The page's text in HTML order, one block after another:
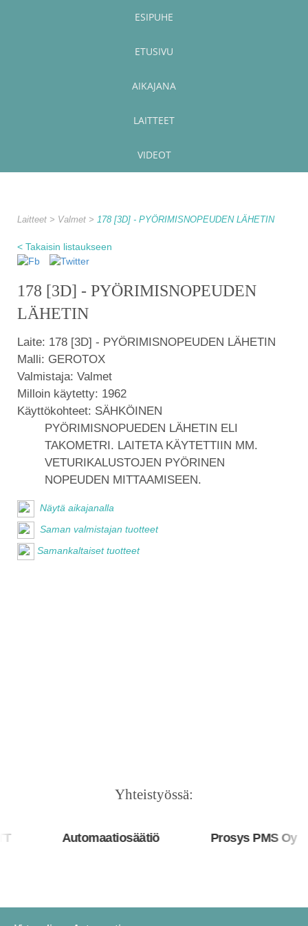
ESIPUHE
ETUSIVU
AIKAJANA
LAITTEET
VIDEOT
Laitteet Valmet 178 [3D] - PYÖRIMISNOPEUDEN LÄHETIN
< Takaisin listaukseen
178 [3D] - PYÖRIMISNOPEUDEN
LÄHETIN
Laite: 178 [3D] - PYÖRIMISNOPEUDEN LÄHETIN
Malli: GEROTOX
Valmistaja: Valmet
Milloin käytetty: 1962
Käyttökohteet: SÄHKÖINEN
PYÖRIMISNOPUEDEN LÄHETIN ELI
TAKOMETRI. LAITETA KÄYTETTIIN MM.
VETURIKALUSTOJEN PYÖRINEN
NOPEUDEN MITTAAMISEEN.
Näytä aikajanalla
Saman valmistajan tuotteet
Samankaltaiset tuotteet
Yhteistyössä:
Automaatiosäätiö Prosys PMS Oy